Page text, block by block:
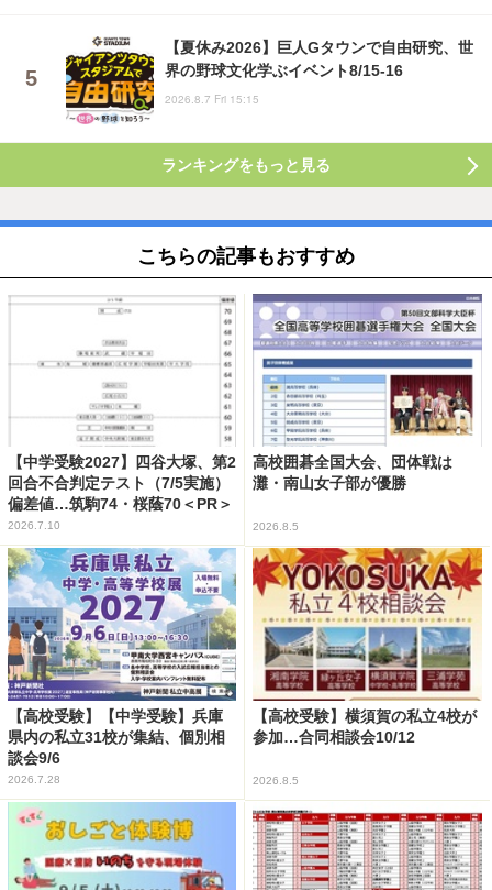
【夏休み2026】巨人Gタウンで自由研究、世
界の野球文化学ぶイベント8/15-16
2026.8.7 Fri 15:15
ランキングをもっと見る
こちらの記事もおすすめ
【中学受験2027】四谷大塚、第2
回合不合判定テスト（7/5実施）
偏差値…筑駒74・桜蔭70＜PR＞
2026.7.10
高校囲碁全国大会、団体戦は
灘・南山女子部が優勝
2026.8.5
【高校受験】【中学受験】兵庫
県内の私立31校が集結、個別相
談会9/6
2026.7.28
【高校受験】横須賀の私立4校が
参加…合同相談会10/12
2026.8.5